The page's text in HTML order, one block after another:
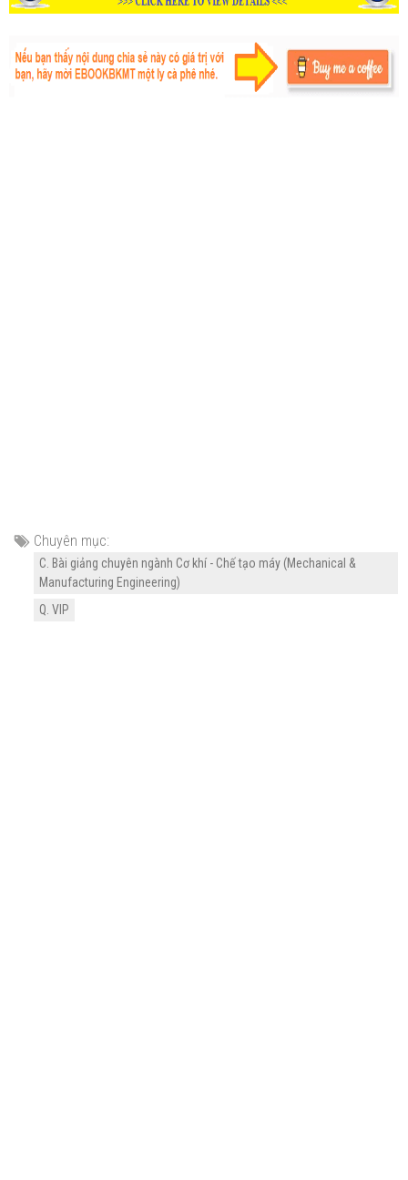
Chuyên mục:
C. Bài giảng chuyên ngành Cơ khí - Chế tạo máy (Mechanical &
Manufacturing Engineering)
Q. VIP